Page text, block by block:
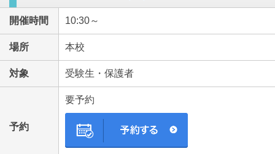
開催時間 10:30～
場所 本校
対象 受験生・保護者
予約
要予約